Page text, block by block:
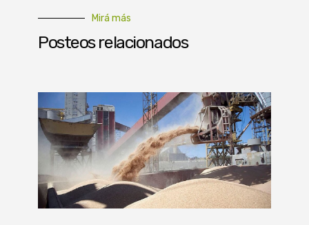
Mirá más
Posteos relacionados